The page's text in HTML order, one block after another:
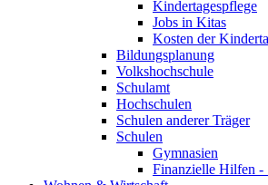
Kindertagespflege
Jobs in Kitas
Kosten der
Bildungsplanung
Volkshochschule
Schulamt
Hochschulen
Schulen anderer Träger
Schulen
Gymnasien
Finanzielle Hilfen -